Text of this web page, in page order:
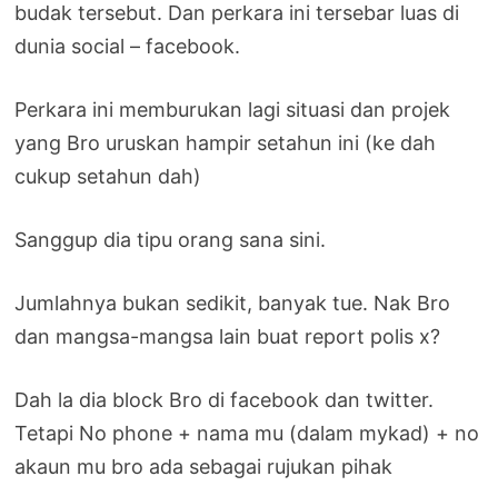
budak tersebut. Dan perkara ini tersebar luas di
dunia social – facebook.
Perkara ini memburukan lagi situasi dan projek
yang Bro uruskan hampir setahun ini (ke dah
cukup setahun dah)
Sanggup dia tipu orang sana sini.
Jumlahnya bukan sedikit, banyak tue. Nak Bro
dan mangsa-mangsa lain buat report polis x?
Dah la dia block Bro di facebook dan twitter.
Tetapi No phone + nama mu (dalam mykad) + no
akaun mu bro ada sebagai rujukan pihak